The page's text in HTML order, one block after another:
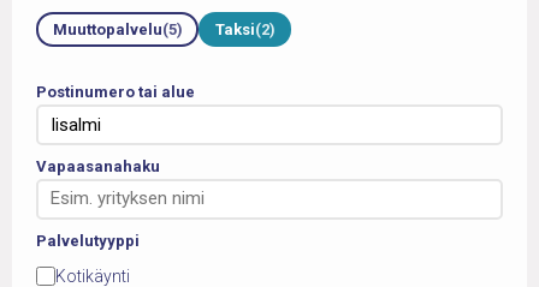
Muuttopalvelu(5) Taksi(2)
Postinumero tai alue
Vapaasanahaku
Palvelutyyppi
Kotikäynti